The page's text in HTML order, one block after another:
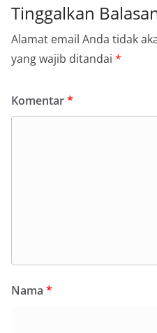
Tinggalkan
Alamat email Anda tidak
yang wajib ditandai *
Komentar*
Nama *